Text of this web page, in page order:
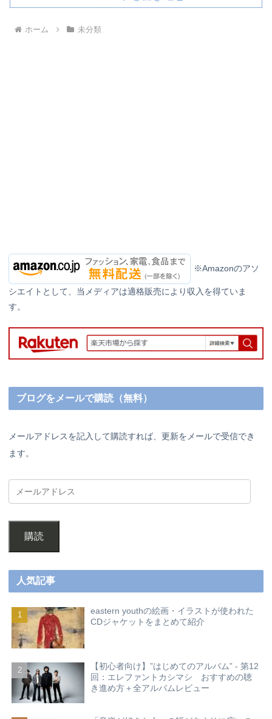
ホーム 未分類
※Amazonのアソ
シエイトとして、当メディアは適格販売により収入を得ていま
す。
ブログをメールで購読（無料）
メールアドレスを記入して購読すれば、更新をメールで受信でき
ます。
購読
人気記事
eastern youthの絵画・イラストが使われた
CDジャケットをまとめて紹介
【初心者向け】”はじめてのアルバム” - 第12
回：エレファントカシマシ おすすめの聴
き進め方＋全アルバムレビュー